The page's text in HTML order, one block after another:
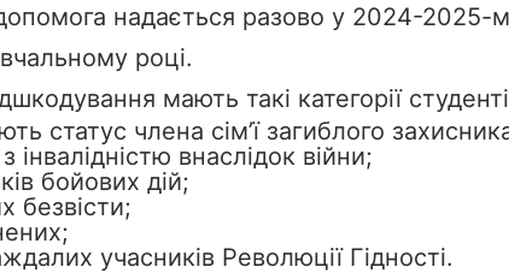
надається разово у 2024-2025-
році.
мають такі категорії
статус члена сім’ї загиблого
інвалідністю внаслідок війни;
бойових дій;
безвісти;
учасників Революції Гідності.